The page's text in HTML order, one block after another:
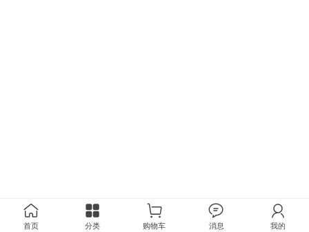
首页 分类 购物车 消息 我的